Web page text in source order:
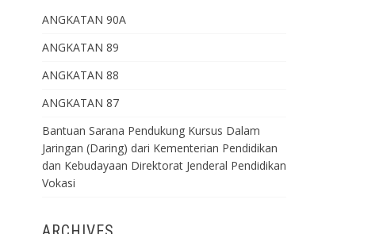
ANGKATAN 90A
ANGKATAN 89
ANGKATAN 88
ANGKATAN 87
Bantuan Sarana Pendukung Kursus Dalam
Jaringan (Daring) dari Kementerian Pendidikan
dan Kebudayaan Direktorat Jenderal Pendidikan
Vokasi